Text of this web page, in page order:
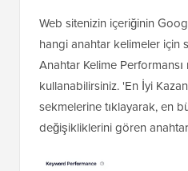
Web sitenizin içeriğinin
hangi anahtar kelimeler için
Anahtar Kelime
kullanabilirsiniz. 'En İyi
sekmelerine tıklayarak, en
değişikliklerini gören